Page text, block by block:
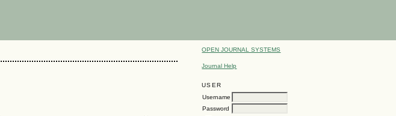
OPEN JOURNAL SYSTEMS
Journal Help
USER
Username
Password